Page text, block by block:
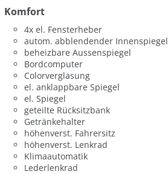
Komfort
4x el. Fensterheber
autom. abblendender Innenspiegel
beheizbare Aussenspiegel
Bordcomputer
Colorverglasung
el. anklappbare Spiegel
el. Spiegel
geteilte Rücksitzbank
Getränkehalter
höhenverst. Fahrersitz
höhenverst. Lenkrad
Klimaautomatik
Lederlenkrad